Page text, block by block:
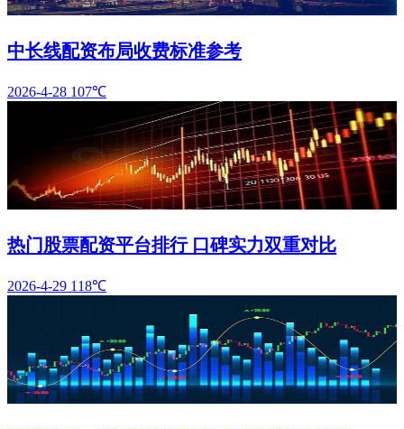
中长线配资布局收费标准参考
2026-4-28 107℃
热门股票配资平台排行 口碑实力双重对比
2026-4-29 118℃